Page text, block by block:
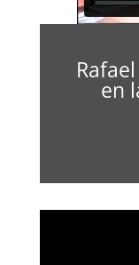
en